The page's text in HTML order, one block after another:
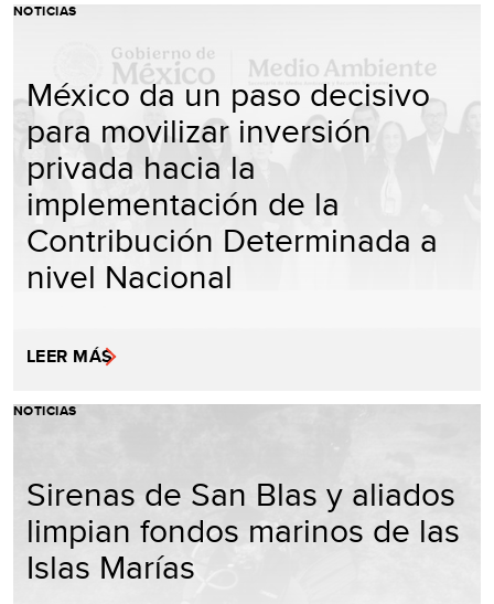
NOTICIAS
México da un paso decisivo
para movilizar inversión
privada hacia la
implementación de la
Contribución Determinada a
nivel Nacional
LEER MÁS
NOTICIAS
Sirenas de San Blas y aliados
limpian fondos marinos de las
Islas Marías